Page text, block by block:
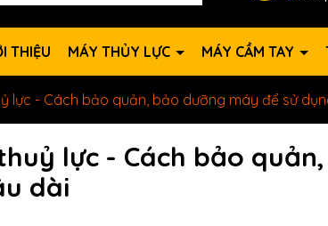
THIỆU MÁY THỦY LỰC MÁY CẦM TAY
lực - Cách bảo quản, bảo dưỡng máy để sử
lực - Cách bảo quản,
dài